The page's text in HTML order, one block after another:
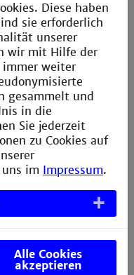
(SPS)
Diese haben
sie erforderlich
unserer
wir mit Hilfe der
immer weiter
gesammelt und
in die
Sie jederzeit
zu Cookies auf
im Impressum.
Alle Cookies
akzeptieren